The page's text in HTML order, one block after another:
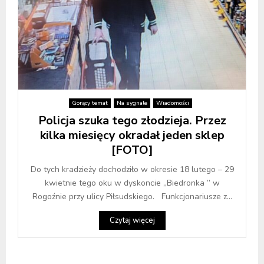
Gorący temat Na sygnale Wiadomości
Policja szuka tego złodzieja. Przez
kilka miesięcy okradał jeden sklep
[FOTO]
Do tych kradzieży dochodziło w okresie 18 lutego – 29
kwietnie tego oku w dyskoncie „Biedronka ” w
Rogoźnie przy ulicy Piłsudskiego. Funkcjonariusze z...
Czytaj więcej